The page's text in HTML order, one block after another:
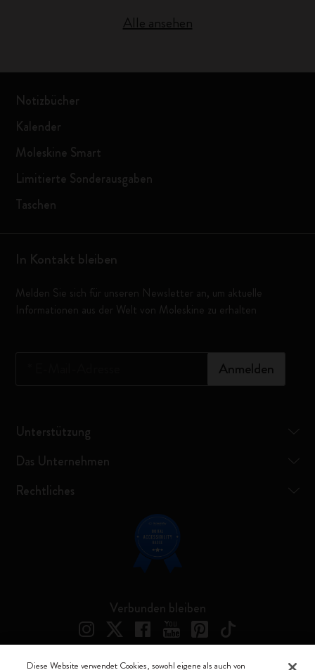
Alle ansehen
Notizbücher
Kalender
Moleskine Smart
Limitierte Sonderausgaben
Taschen
In Kontakt bleiben
Melden Sie sich für unseren Newsletter an, um aktuelle
Informationen aus der Welt von Moleskine zu erhalten
Anmelden
Unterstützung
Das Unternehmen
Rechtliches
Verbunden bleiben
Diese Website verwendet Cookies, sowohl eigene als auch von